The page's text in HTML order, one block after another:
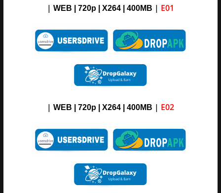
| WEB | 720p | X264 | 400M B | E01
| WEB | 720p | X264 | 400M B | E02